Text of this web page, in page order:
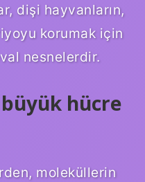
dişi hayvanların,
korumak için
nesnelerdir.
hücre
moleküllerin